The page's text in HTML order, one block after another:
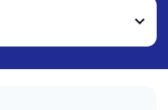
nettoyés à sec et finis
manteaux et les tissus